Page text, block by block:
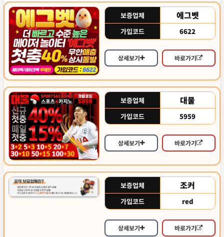
보증업체 에그벳
가입코드 6622
상세보기 바로가기
보증업체 대물
가입코드 5959
상세보기 바로가기
보증업체 조커
가입코드 red
상세보기 바로가기